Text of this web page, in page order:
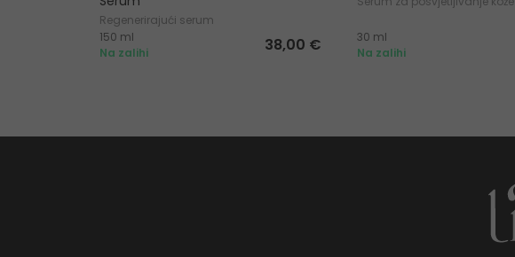
Regenerirajući serum
150 ml
Na zalihi
38,00 €
30 ml
Na zalihi